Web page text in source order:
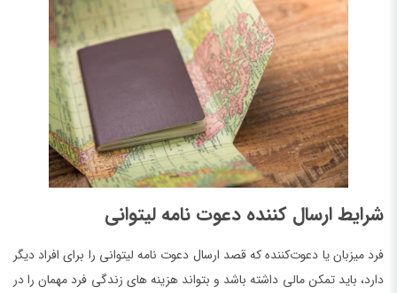
شرایط ارسال کننده دعوت نامه لیتوانی
فرد میزبان یا دعوت‌کننده که قصد ارسال دعوت نامه لیتوانی را برای افراد دیگر
دارد، باید تمکن مالی داشته باشد و بتواند هزینه ‌های زندگی فرد مهمان را در